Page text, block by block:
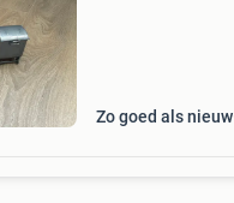
Zo goed als nieuw